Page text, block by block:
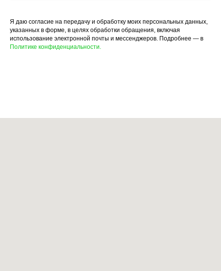
Я даю согласие на передачу и обработку моих персональных данных,
указанных в форме, в целях обработки обращения, включая
использование электронной почты и мессенджеров. Подробнее — в
Политике конфиденциальности.